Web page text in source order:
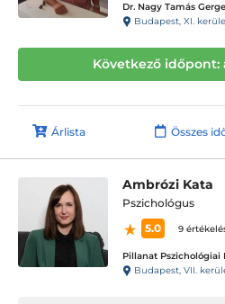
Budapest, XI. kerület, Villányi
Következő időpont:
Árlista Összes
Ambrózi Kata
Pszichológus
5.0
9
Pillanat Pszichológiai
Budapest, VII. kerület, Lövölde